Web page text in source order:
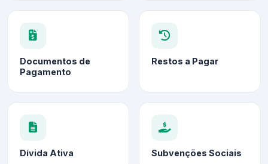
Documentos de
Pagamento
Restos a Pagar
Dívida Ativa Subvenções Sociais